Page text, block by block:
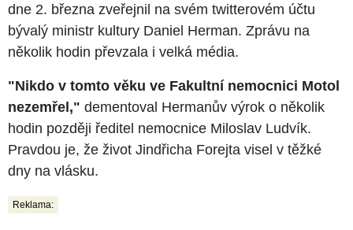
dne 2. března zveřejnil na svém twitterovém účtu
bývalý ministr kultury Daniel Herman. Zprávu na
několik hodin převzala i velká média.
"Nikdo v tomto věku ve Fakultní nemocnici Motol
nezemřel," dementoval Hermanův výrok o několik
hodin později ředitel nemocnice Miloslav Ludvík.
Pravdou je, že život Jindřicha Forejta visel v těžké
dny na vlásku.
Reklama: